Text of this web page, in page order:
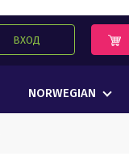
ВХОД
NORWEGIAN